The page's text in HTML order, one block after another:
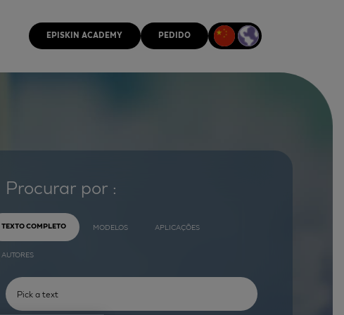
EPISKIN ACADEMY PEDIDO
Procurar por :
TEXTO COMPLETO MODELOS APLICAÇÕES
AUTORES